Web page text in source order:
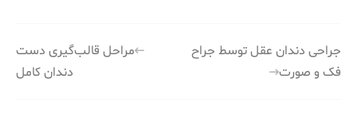
راهبری
مراحل قالب‌گیری دست
دندان کامل
جراحی دندان عقل توسط جراح
فک و صورت